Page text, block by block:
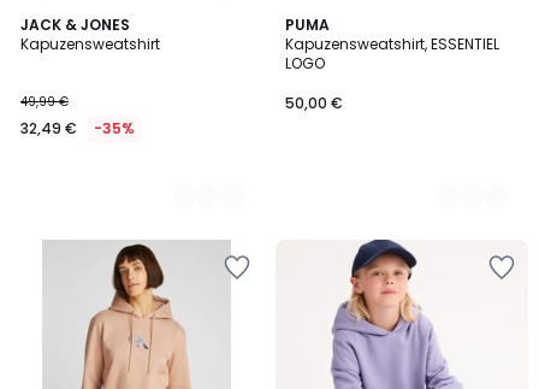
JACK & JONES
Kapuzensweatshirt
49,99 €
32,49 € -35%
2
Farben
PUMA
Kapuzensweatshirt, ESSENTIEL
LOGO
50,00 €
5
Farben